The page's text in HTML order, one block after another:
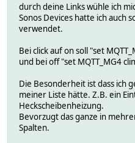
durch deine Links wühle ich
Sonos Devices hatte ich auch
verwendet.
Bei click auf on soll "set
und bei off "set MQTT_MG4
Die Besonderheit ist dass ich
meiner Liste hätte. Z.B. ein
Heckscheibenheizung.
Bevorzugt das ganze in
Spalten.